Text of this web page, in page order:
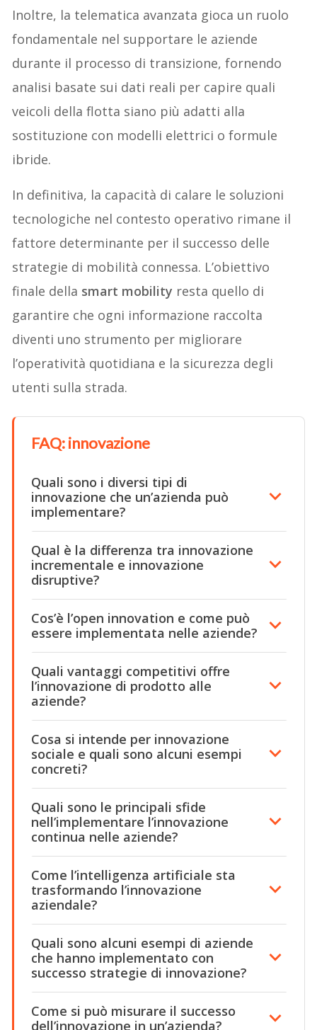
Inoltre, la telematica avanzata gioca un ruolo
fondamentale nel supportare le aziende
durante il processo di transizione, fornendo
analisi basate sui dati reali per capire quali
veicoli della flotta siano più adatti alla
sostituzione con modelli elettrici o formule
ibride.
In definitiva, la capacità di calare le soluzioni
tecnologiche nel contesto operativo rimane il
fattore determinante per il successo delle
strategie di mobilità connessa. L’obiettivo
finale della smart mobility resta quello di
garantire che ogni informazione raccolta
diventi uno strumento per migliorare
l’operatività quotidiana e la sicurezza degli
utenti sulla strada.
FAQ: innovazione
Quali sono i diversi tipi di
innovazione che un’azienda può
implementare?
Qual è la differenza tra innovazione
incrementale e innovazione
disruptive?
Cos’è l’open innovation e come può
essere implementata nelle aziende?
Quali vantaggi competitivi offre
l’innovazione di prodotto alle
aziende?
Cosa si intende per innovazione
sociale e quali sono alcuni esempi
concreti?
Quali sono le principali sfide
nell’implementare l’innovazione
continua nelle aziende?
Come l’intelligenza artificiale sta
trasformando l’innovazione
aziendale?
Quali sono alcuni esempi di aziende
che hanno implementato con
successo strategie di innovazione?
Come si può misurare il successo
dell’innovazione in un’azienda?